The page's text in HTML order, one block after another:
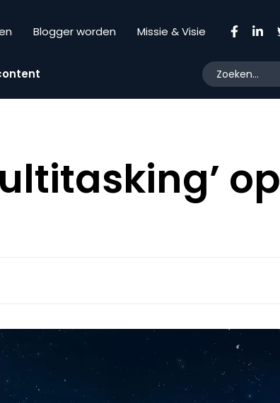
Blogger worden Missie & Visie
op